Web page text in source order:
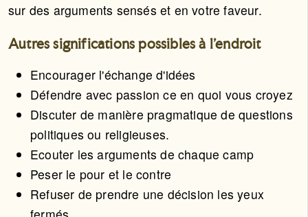
sur des arguments sensés et en votre faveur.
Autres significations possibles à l'endroit
Encourager l'échange d'idées
Défendre avec passion ce en quoi vous croyez
Discuter de manière pragmatique de questions
politiques ou religieuses.
Ecouter les arguments de chaque camp
Peser le pour et le contre
Refuser de prendre une décision les yeux